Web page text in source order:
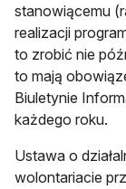
stanowiącemu
realizacji
to zrobić nie
to mają
Biuletynie
każdego roku.
Ustawa o
wolontariacie